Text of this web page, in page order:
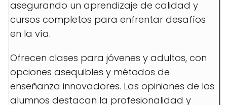
asegurando un aprendizaje de calidad y
cursos completos para enfrentar desafíos
en la vía.
Ofrecen clases para jóvenes y adultos, con
opciones asequibles y métodos de
enseñanza innovadores. Las opiniones de los
alumnos destacan la profesionalidad y